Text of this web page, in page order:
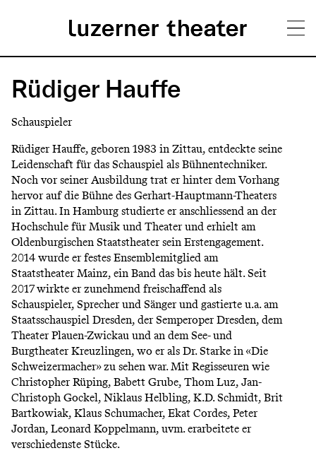
zum
Inhalt
H
u
p
t
m
e
n
ü
Rüdiger Hauffe
Schauspieler
Rüdiger Hauffe, geboren 1983 in Zittau, entdeckte seine
Leidenschaft für das Schauspiel als Bühnentechniker.
Noch vor seiner Ausbildung trat er hinter dem Vorhang
hervor auf die Bühne des Gerhart-Hauptmann-Theaters
in Zittau. In Hamburg studierte er anschliessend an der
Hochschule für Musik und Theater und erhielt am
Oldenburgischen Staatstheater sein Erstengagement.
2014 wurde er festes Ensemblemitglied am
Staatstheater Mainz, ein Band das bis heute hält. Seit
2017 wirkte er zunehmend freischaffend als
Schauspieler, Sprecher und Sänger und gastierte u.a. am
Staatsschauspiel Dresden, der Semperoper Dresden, dem
Theater Plauen-Zwickau und an dem See- und
Burgtheater Kreuzlingen, wo er als Dr. Starke in «Die
Schweizermacher» zu sehen war. Mit Regisseuren wie
Christopher Rüping, Babett Grube, Thom Luz, Jan-
Christoph Gockel, Niklaus Helbling, K.D. Schmidt, Brit
Bartkowiak, Klaus Schumacher, Ekat Cordes, Peter
Jordan, Leonard Koppelmann, uvm. erarbeitete er
verschiedenste Stücke.